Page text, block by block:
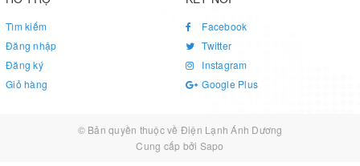
Tìm kiếm
Đăng nhập
Đăng ký
Giỏ hàng
Facebook
Twitter
Instagram
Google Plus
© Bản quyền thuộc về Điện Lạnh Ánh Dương
Cung cấp bởi Sapo